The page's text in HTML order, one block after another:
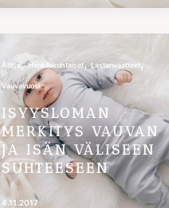
Äitiys ,Henkilökohtaiset,Lastenvaatteet,
Vauvavuosi
ISYYSLOMAN
MERKITYS VAUVAN
JA ISÄN VÄLISEEN
SUHTEESEEN
4.11.2017